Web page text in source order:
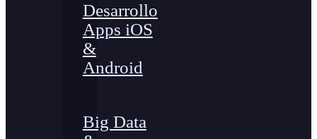
Desarrollo
Apps iOS
&
Android
Big Data